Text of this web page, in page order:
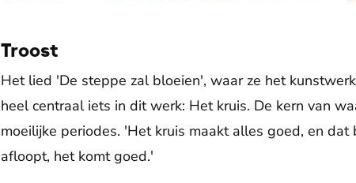
Troost
Het lied 'De steppe zal bloeien', waar ze het
heel centraal iets in dit werk: Het kruis. De kern van
moeilijke periodes. 'Het kruis maakt alles goed, en
afloopt, het komt goed.'